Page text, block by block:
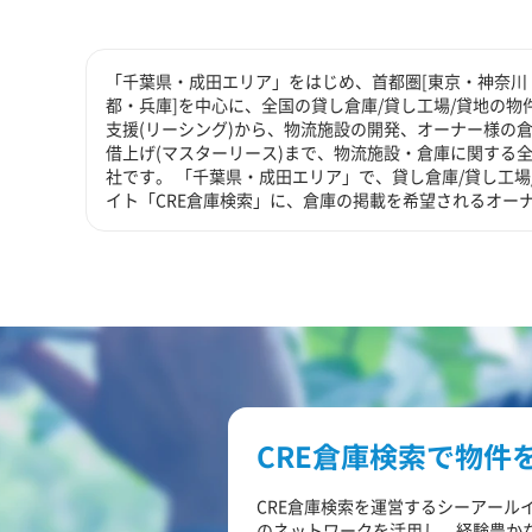
「千葉県・成田エリア」をはじめ、首都圏[東京・神
都・兵庫]を中心に、全国の貸し倉庫/貸し工場/貸地の
支援(リーシング)から、物流施設の開発、オーナー様の
借上げ(マスターリース)まで、物流施設・倉庫に関する
社です。 「千葉県・成田エリア」で、貸し倉庫/貸し工
イト「CRE倉庫検索」に、倉庫の掲載を希望されるオ
CRE倉庫検索で物件
CRE倉庫検索を運営するシーアール